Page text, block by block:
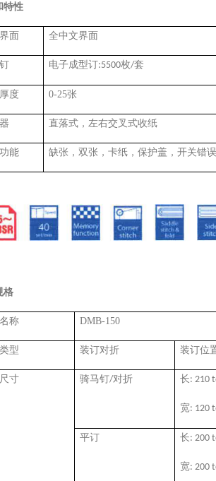
特性
面 全中文界面
电子成型订:5500枚/套
度 0-25张
直落式，左右交叉式收纸
能 缺张，双张，卡纸，保护盖，开关错
格
称 DMB-150
型 装订对折 装订位
寸 骑马钉/对折 长: 210
宽: 120
平订 长: 200
宽: 200